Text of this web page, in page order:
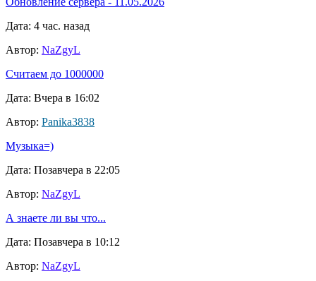
Дата: 4 час. назад
Автор: NaZgyL
Считаем до 1000000
Дата: Вчера в 16:02
Автор: Panika3838
Музыка=)
Дата: Позавчера в 22:05
Автор: NaZgyL
А знаете ли вы что...
Дата: Позавчера в 10:12
Автор: NaZgyL